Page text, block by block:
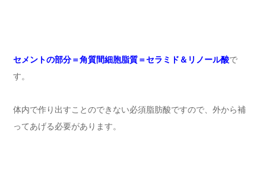
セメントの部分＝角質間細胞脂質＝セラミド＆リノール酸で
す。
体内で作り出すことのできない必須脂肪酸ですので、外から補
ってあげる必要があります。